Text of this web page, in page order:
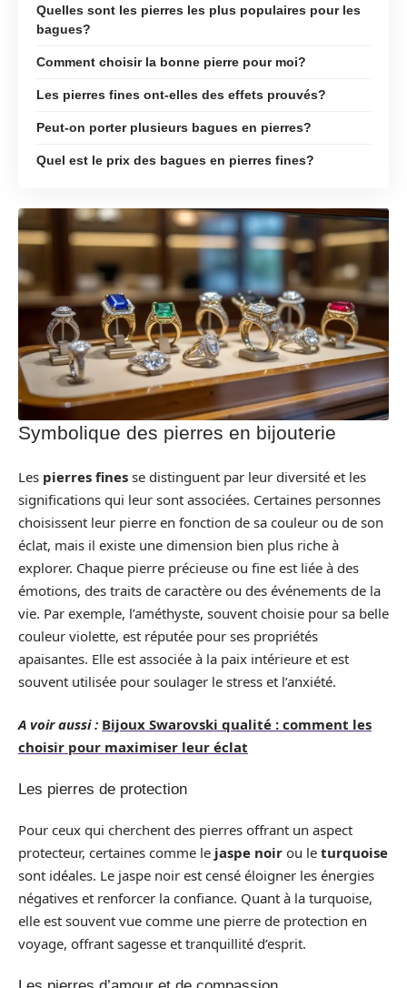
Quelles sont les pierres les plus populaires pour les
bagues?
Comment choisir la bonne pierre pour moi?
Les pierres fines ont-elles des effets prouvés?
Peut-on porter plusieurs bagues en pierres?
Quel est le prix des bagues en pierres fines?
Symbolique des pierres en bijouterie
Les pierres fines se distinguent par leur diversité et les
significations qui leur sont associées. Certaines personnes
choisissent leur pierre en fonction de sa couleur ou de son
éclat, mais il existe une dimension bien plus riche à
explorer. Chaque pierre précieuse ou fine est liée à des
émotions, des traits de caractère ou des événements de la
vie. Par exemple, l’améthyste, souvent choisie pour sa belle
couleur violette, est réputée pour ses propriétés
apaisantes. Elle est associée à la paix intérieure et est
souvent utilisée pour soulager le stress et l’anxiété.
A voir aussi : Bijoux Swarovski qualité : comment les
choisir pour maximiser leur éclat
Les pierres de protection
Pour ceux qui cherchent des pierres offrant un aspect
protecteur, certaines comme le jaspe noir ou le turquoise
sont idéales. Le jaspe noir est censé éloigner les énergies
négatives et renforcer la confiance. Quant à la turquoise,
elle est souvent vue comme une pierre de protection en
voyage, offrant sagesse et tranquillité d’esprit.